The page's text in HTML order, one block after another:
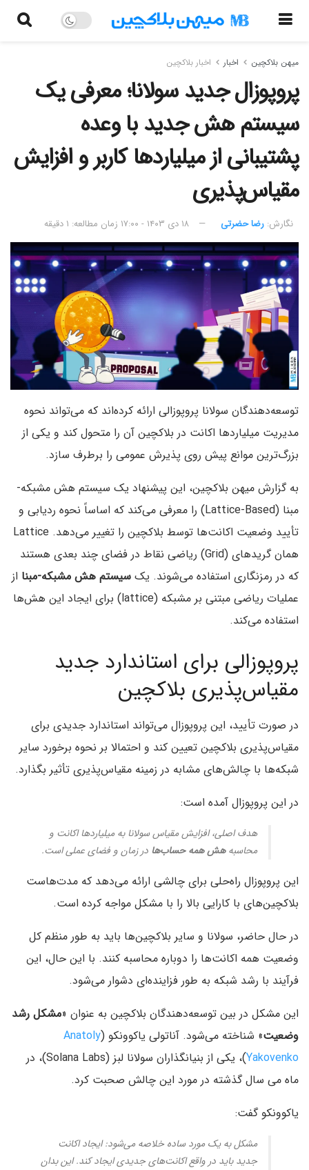
میهن بلاکچین اخبار اخبار بلاکچین
پروپوزال جدید سولانا؛ معرفی یک
سیستم هش جدید با وعده
پشتیبانی از میلیاردها کاربر و افزایش
مقیاس‌پذیری
نگارش:‌ رضا حضرتی ۱۸ دی ۱۴۰۳ - ۱۷:۰۰ زمان مطالعه: ۱ دقیقه
توسعه‌دهندگان سولانا پروپوزالی ارائه کرده‌اند که می‌تواند نحوه
مدیریت میلیاردها اکانت در بلاکچین آن را متحول کند و یکی از
بزرگ‌ترین موانع پیش روی پذیرش عمومی را برطرف سازد.
به گزارش میهن بلاکچین، این پیشنهاد یک سیستم هش مشبکه-
مبنا (Lattice-Based) را معرفی می‌کند که اساساً نحوه ردیابی و
تأیید وضعیت اکانت‌ها توسط بلاکچین را تغییر می‌دهد. Lattice
همان گریدهای (Grid) ریاضی نقاط در فضای چند بعدی هستند
که در رمزنگاری استفاده می‌شوند. یک سیستم هش مشبکه-مبنا از
عملیات ریاضی مبتنی بر مشبکه (lattice) برای ایجاد این هش‌ها
استفاده می‌کند.
پروپوزالی برای استاندارد جدید
مقیاس‌پذیری بلاکچین
در صورت تأیید، این پروپوزال می‌تواند استاندارد جدیدی برای
مقیاس‌پذیری بلاکچین تعیین کند و احتمالا بر نحوه برخورد سایر
شبکه‌ها با چالش‌های مشابه در زمینه مقیاس‌پذیری تأثیر بگذارد.
در این پروپوزال آمده است:
هدف اصلی، افزایش مقیاس سولانا به میلیاردها اکانت و
محاسبههش همه حساب‌ها در زمان و فضای عملی است.
این پروپوزال راه‌حلی برای چالشی ارائه می‌دهد که مدت‌هاست
بلاکچین‌های با کارایی بالا را با مشکل مواجه کرده است.
در حال حاضر، سولانا و سایر بلاکچین‌ها باید به طور منظم کل
وضعیت همه اکانت‌ها را دوباره محاسبه کنند. با این حال، این
فرآیند با رشد شبکه به طور فزاینده‌ای دشوار می‌شود.
این مشکل در بین توسعه‌دهندگان بلاکچین به عنوان «مشکل رشد
وضعیت» شناخته می‌شود. آناتولی یاکوونکو (Anatoly
Yakovenko
)، یکی از بنیانگذاران سولانا لبز (Solana Labs)، در
ماه می سال گذشته در مورد این چالش صحبت کرد.
یاکوونکو گفت:
مشکل به یک مورد ساده خلاصه می‌شود: ایجاد اکانت
جدید باید در واقع اکانت‌های جدیدی ایجاد کند. این بدان